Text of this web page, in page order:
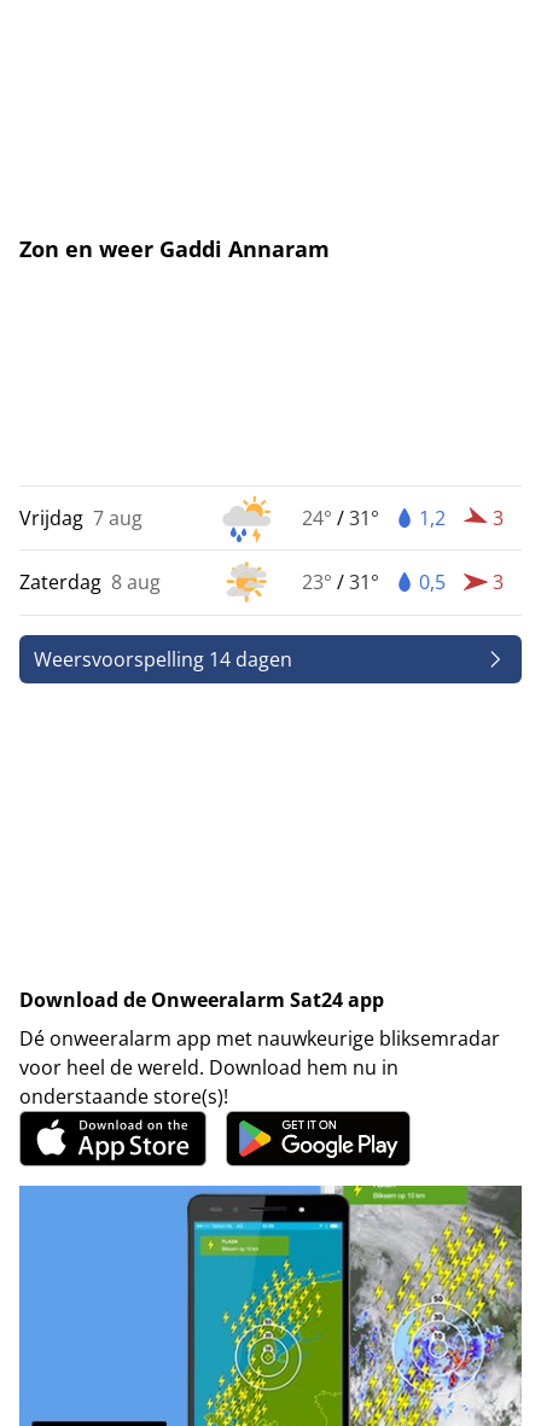
Zon en weer Gaddi Annaram
Vrijdag 7 aug 24° /31° 1,2 3
Zaterdag 8 aug 23° /31° 0,5 3
Weersvoorspelling 14 dagen
Download de Onweeralarm Sat24 app
Dé onweeralarm app met nauwkeurige bliksemradar
voor heel de wereld. Download hem nu in
onderstaande store(s)!